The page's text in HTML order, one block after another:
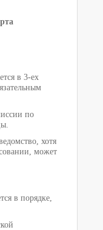
в 3-ех
по
хотя
может
в порядке,